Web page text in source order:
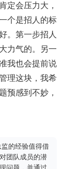
定会压力大，
个是招人的标
。第一步招人
力气的。另一
我也会提前说
理这块，我希
预感到不妙，
的经验值得借
团队成员的潜
问题，并通过